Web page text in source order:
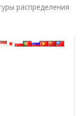
распределения